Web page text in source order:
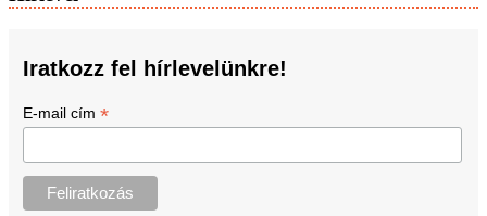
Iratkozz fel hírlevelünkre!
E-mail cím *